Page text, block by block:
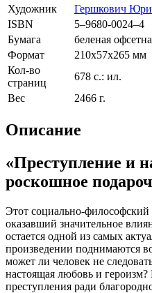
Художник
Гершкович
ISBN
5–9680-0024–4
Бумага
беленая
Формат
210х57х265 мм
Кол-во
страниц
678 с.: ил.
Вес
2466 г.
Описание
«Преступление и
роскошное
Этот социально-
оказавший значительное
остается одной из самых
произведении поднимаются
может ли человек не
настоящая любовь и
преступления ради